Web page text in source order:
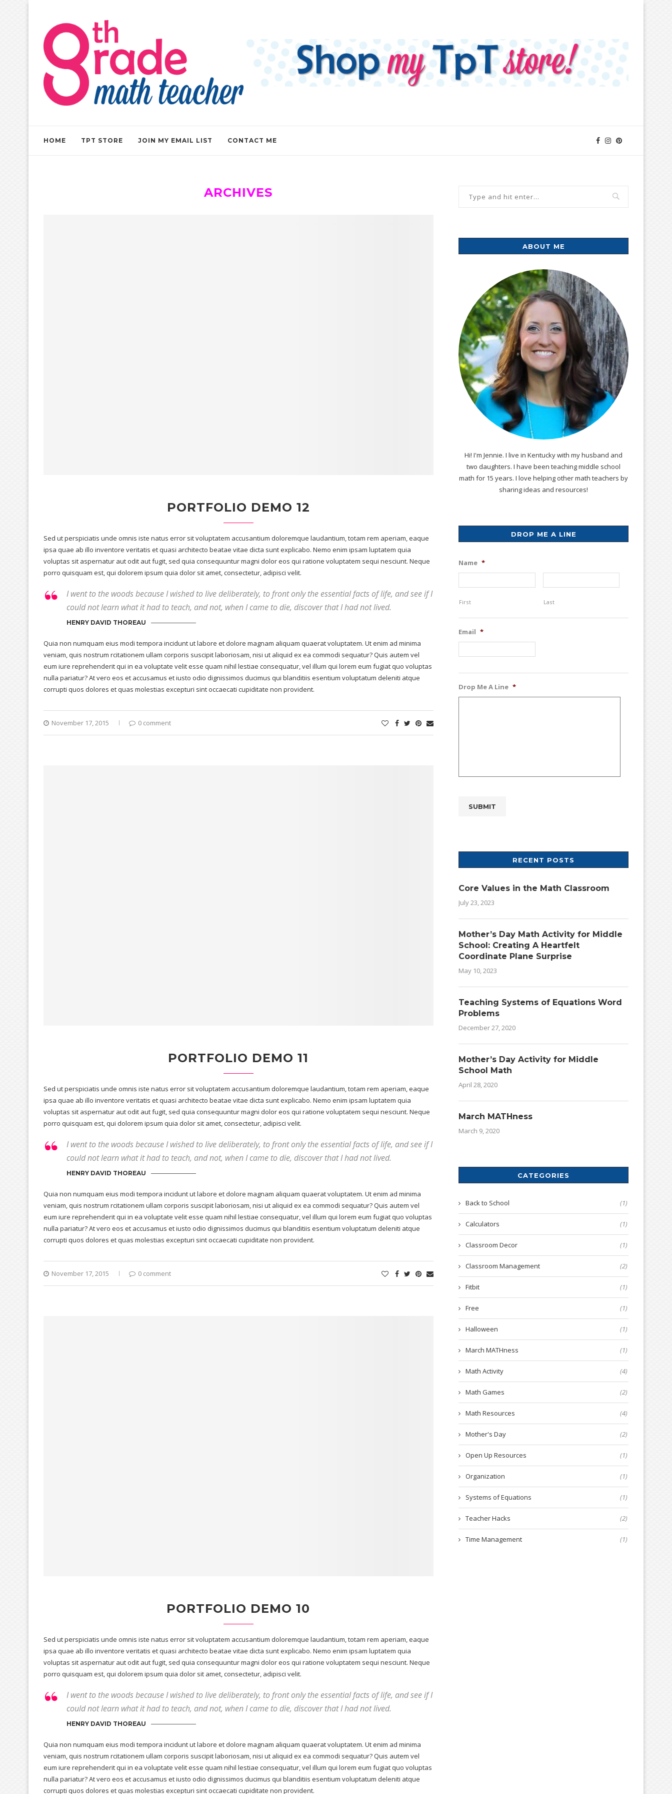
HOME TPT STORE JOIN MY EMAIL LIST CONTACT ME
ARCHIVES
PORTFOLIO DEMO 12
Sed ut perspiciatis unde omnis iste natus error sit voluptatem accusantium doloremque laudantium, totam rem aperiam, eaque
ipsa quae ab illo inventore veritatis et quasi architecto beatae vitae dicta sunt explicabo. Nemo enim ipsam luptatem quia
voluptas sit aspernatur aut odit aut fugit, sed quia consequuntur magni dolor eos qui ratione voluptatem sequi nesciunt. Neque
porro quisquam est, qui dolorem ipsum quia dolor sit amet, consectetur, adipisci velit.
I went to the woods because I wished to live deliberately, to front only the essential facts of life, and see if I
could not learn what it had to teach, and not, when I came to die, discover that I had not lived.
HENRY DAVID THOREAU
Quia non numquam eius modi tempora incidunt ut labore et dolore magnam aliquam quaerat voluptatem. Ut enim ad minima
veniam, quis nostrum rcitationem ullam corporis suscipit laboriosam, nisi ut aliquid ex ea commodi sequatur? Quis autem vel
eum iure reprehenderit qui in ea voluptate velit esse quam nihil lestiae consequatur, vel illum qui lorem eum fugiat quo voluptas
nulla pariatur? At vero eos et accusamus et iusto odio dignissimos ducimus qui blanditiis esentium voluptatum deleniti atque
corrupti quos dolores et quas molestias excepturi sint occaecati cupiditate non provident.
November 17, 2015 0 comment
PORTFOLIO DEMO 11
Sed ut perspiciatis unde omnis iste natus error sit voluptatem accusantium doloremque laudantium, totam rem aperiam, eaque
ipsa quae ab illo inventore veritatis et quasi architecto beatae vitae dicta sunt explicabo. Nemo enim ipsam luptatem quia
voluptas sit aspernatur aut odit aut fugit, sed quia consequuntur magni dolor eos qui ratione voluptatem sequi nesciunt. Neque
porro quisquam est, qui dolorem ipsum quia dolor sit amet, consectetur, adipisci velit.
I went to the woods because I wished to live deliberately, to front only the essential facts of life, and see if I
could not learn what it had to teach, and not, when I came to die, discover that I had not lived.
HENRY DAVID THOREAU
Quia non numquam eius modi tempora incidunt ut labore et dolore magnam aliquam quaerat voluptatem. Ut enim ad minima
veniam, quis nostrum rcitationem ullam corporis suscipit laboriosam, nisi ut aliquid ex ea commodi sequatur? Quis autem vel
eum iure reprehenderit qui in ea voluptate velit esse quam nihil lestiae consequatur, vel illum qui lorem eum fugiat quo voluptas
nulla pariatur? At vero eos et accusamus et iusto odio dignissimos ducimus qui blanditiis esentium voluptatum deleniti atque
corrupti quos dolores et quas molestias excepturi sint occaecati cupiditate non provident.
November 17, 2015 0 comment
PORTFOLIO DEMO 10
Sed ut perspiciatis unde omnis iste natus error sit voluptatem accusantium doloremque laudantium, totam rem aperiam, eaque
ipsa quae ab illo inventore veritatis et quasi architecto beatae vitae dicta sunt explicabo. Nemo enim ipsam luptatem quia
voluptas sit aspernatur aut odit aut fugit, sed quia consequuntur magni dolor eos qui ratione voluptatem sequi nesciunt. Neque
porro quisquam est, qui dolorem ipsum quia dolor sit amet, consectetur, adipisci velit.
I went to the woods because I wished to live deliberately, to front only the essential facts of life, and see if I
could not learn what it had to teach, and not, when I came to die, discover that I had not lived.
HENRY DAVID THOREAU
Quia non numquam eius modi tempora incidunt ut labore et dolore magnam aliquam quaerat voluptatem. Ut enim ad minima
veniam, quis nostrum rcitationem ullam corporis suscipit laboriosam, nisi ut aliquid ex ea commodi sequatur? Quis autem vel
eum iure reprehenderit qui in ea voluptate velit esse quam nihil lestiae consequatur, vel illum qui lorem eum fugiat quo voluptas
nulla pariatur? At vero eos et accusamus et iusto odio dignissimos ducimus qui blanditiis esentium voluptatum deleniti atque
corrupti quos dolores et quas molestias excepturi sint occaecati cupiditate non provident.
ABOUT ME
Hi! I'm Jennie. I live in Kentucky with my husband and
two daughters. I have been teaching middle school
math for 15 years. I love helping other math teachers by
sharing ideas and resources!
DROP ME A LINE
Name *
First Last
Email *
Drop Me A Line *
RECENT POSTS
Core Values in the Math Classroom
July 23, 2023
Mother’s Day Math Activity for Middle
School: Creating A Heartfelt
Coordinate Plane Surprise
May 10, 2023
Teaching Systems of Equations Word
Problems
December 27, 2020
Mother’s Day Activity for Middle
School Math
April 28, 2020
March MATHness
March 9, 2020
CATEGORIES
Back to School (1)
Calculators (1)
Classroom Decor (1)
Classroom Management (2)
Fitbit (1)
Free (1)
Halloween (1)
March MATHness (1)
Math Activity (4)
Math Games (2)
Math Resources (4)
Mother's Day (2)
Open Up Resources (1)
Organization (1)
Systems of Equations (1)
Teacher Hacks (2)
Time Management (1)